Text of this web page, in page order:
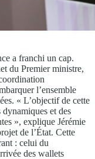
a franchi un cap.
du Premier ministre,
l’ensemble
« L’objectif de cette
dynamiques et des
», explique Jérémie
de l’État. Cette
: celui du
des wallets